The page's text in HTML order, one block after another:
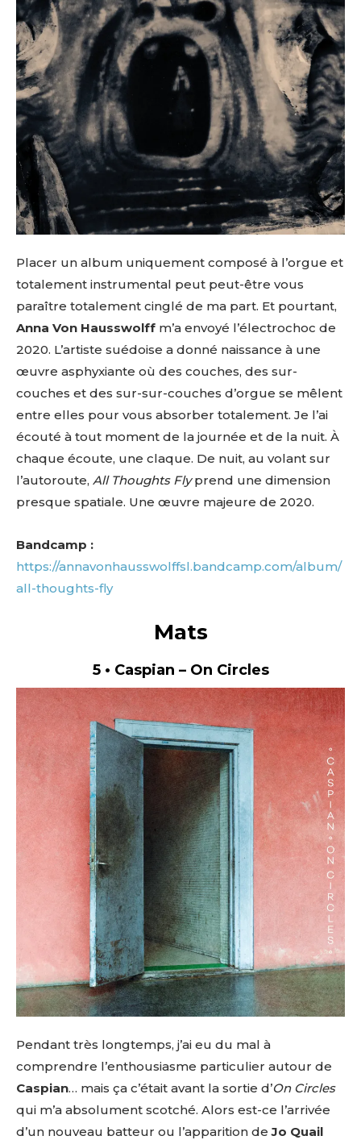
Placer un album uniquement composé à l’orgue et
totalement instrumental peut peut-être vous
paraître totalement cinglé de ma part. Et pourtant,
Anna Von Hausswolff m’a envoyé l’électrochoc de
2020. L’artiste suédoise a donné naissance à une
œuvre asphyxiante où des couches, des sur-
couches et des sur-sur-couches d’orgue se mêlent
entre elles pour vous absorber totalement. Je l’ai
écouté à tout moment de la journée et de la nuit. À
chaque écoute, une claque. De nuit, au volant sur
l’autoroute, All Thoughts Flyprend une dimension
presque spatiale. Une œuvre majeure de 2020.
Bandcamp :
https://annavonhausswolffsl.bandcamp.com/album/
all-thoughts-fly
Mats
5 • Caspian – On Circles
Pendant très longtemps, j’ai eu du mal à
comprendre l’enthousiasme particulier autour de
Caspian… mais ça c’était avant la sortie d’On Circles
qui m’a absolument scotché. Alors est-ce l’arrivée
d’un nouveau batteur ou l’apparition deJo Quail